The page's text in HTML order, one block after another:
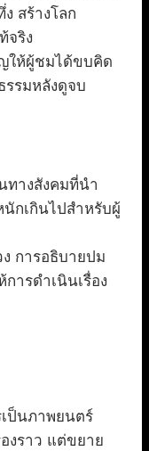
สร้างโลก
จริง
ให้ผู้ชมได้ขบคิด
รรมหลังดูจบ
ทางสังคมที่นำ
กเกินไปสำหรับผู้
การอธิบายปม
การดำเนินเรื่อง
เป็นภาพยนตร์
งราว แต่ขยาย